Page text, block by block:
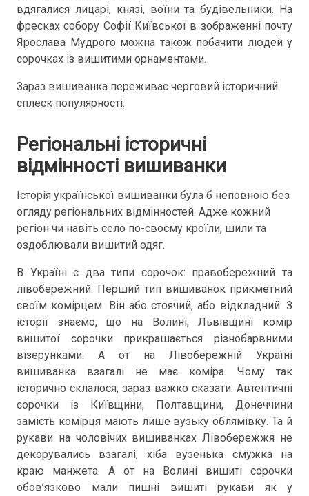
вдягалися лицарі, князі, воїни та будівельники. На
фресках собору Софії Київської в зображенні почту
Ярослава Мудрого можна також побачити людей у
сорочках із вишитими орнаментами.
Зараз вишиванка переживає черговий історичний
сплеск популярності.
Регіональні історичні
відмінності вишиванки
Історія української вишиванки була б неповною без
огляду регіональних відмінностей. Адже кожний
регіон чи навіть село по-своєму кроїли, шили та
оздоблювали вишитий одяг.
В Україні є два типи сорочок: правобережний та
лівобережний. Перший тип вишиванок прикметний
своїм комірцем. Він або стоячий, або відкладний. З
історії знаємо, що на Волині, Львівщині комір
вишитої сорочки прикрашається різнобарвними
візерунками. А от на Лівобережній Україні
вишиванка взагалі не має коміра. Чому так
історично склалося, зараз важко сказати. Автентичні
сорочки із Київщини, Полтавщини, Донеччини
замість комірця мають лише вузьку облямівку. Та й
рукави на чоловічих вишиванках Лівобережжя не
декорувались взагалі, хіба вузенька смужка на
краю манжета. А от на Волині вишиті сорочки
обов’язково мали пишні вишиті рукави як у